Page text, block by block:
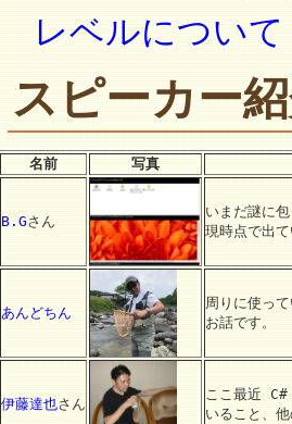
レベルについて
スピーカー
名前 写真
B.Gさん
いまだ謎に
現時点で出
あんどちん
周りに使っ
お話です。
伊藤達也さん
ここ最近 C#
いること、